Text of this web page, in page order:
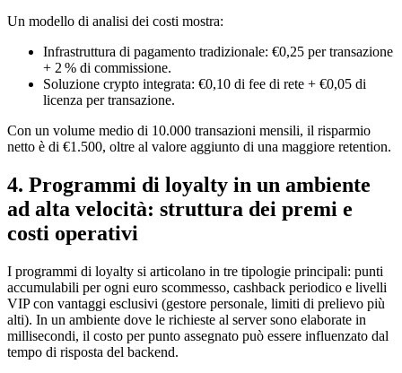
Un modello di analisi dei costi mostra:
Infrastruttura di pagamento tradizionale: €0,25 per transazione
+ 2 % di commissione.
Soluzione crypto integrata: €0,10 di fee di rete + €0,05 di
licenza per transazione.
Con un volume medio di 10.000 transazioni mensili, il risparmio
netto è di €1.500, oltre al valore aggiunto di una maggiore retention.
4. Programmi di loyalty in un ambiente
ad alta velocità: struttura dei premi e
costi operativi
I programmi di loyalty si articolano in tre tipologie principali: punti
accumulabili per ogni euro scommesso, cashback periodico e livelli
VIP con vantaggi esclusivi (gestore personale, limiti di prelievo più
alti). In un ambiente dove le richieste al server sono elaborate in
millisecondi, il costo per punto assegnato può essere influenzato dal
tempo di risposta del backend.